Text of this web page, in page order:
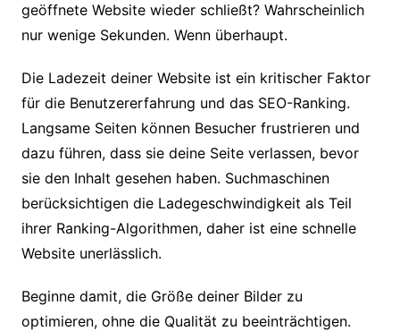
geöffnete Website wieder schließt? Wahrscheinlich
nur wenige Sekunden. Wenn überhaupt.
Die Ladezeit deiner Website ist ein kritischer Faktor
für die Benutzererfahrung und das SEO-Ranking.
Langsame Seiten können Besucher frustrieren und
dazu führen, dass sie deine Seite verlassen, bevor
sie den Inhalt gesehen haben. Suchmaschinen
berücksichtigen die Ladegeschwindigkeit als Teil
ihrer Ranking-Algorithmen, daher ist eine schnelle
Website unerlässlich.
Beginne damit, die Größe deiner Bilder zu
optimieren, ohne die Qualität zu beeinträchtigen.